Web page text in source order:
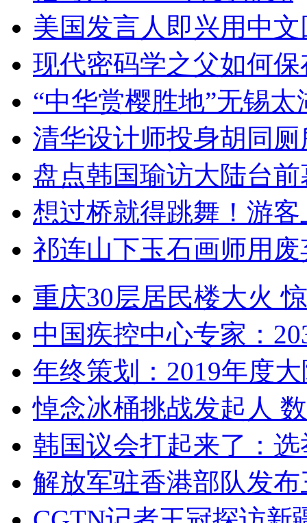
美国发言人即兴用中
现代密码学之父如何
“中华赏樱胜地”无锡
清华设计师投身胡同
盘点韩国瑜访大陆台
想过桥就得跳舞！游客
祁连山下玉石画师用
重庆30层居民楼大火
中国疾控中心专家：
年终策划：2019年度
悼念冰桶挑战发起人
韩国议会打起来了：
解放军驻香港部队发